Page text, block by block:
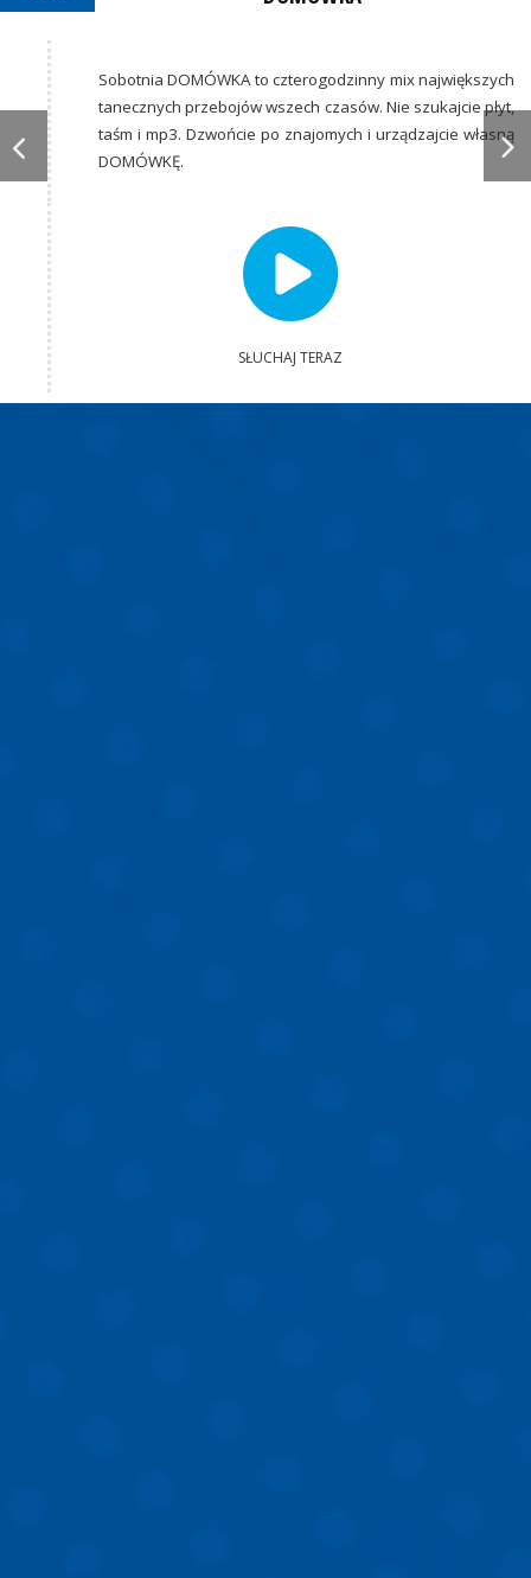
Sobotnia DOMÓWKA to czterogodzinny mix największych
tanecznych przebojów wszech czasów. Nie szukajcie płyt,
taśm i mp3. Dzwońcie po znajomych i urządzajcie własną
DOMÓWKĘ.
SŁUCHAJ TERAZ